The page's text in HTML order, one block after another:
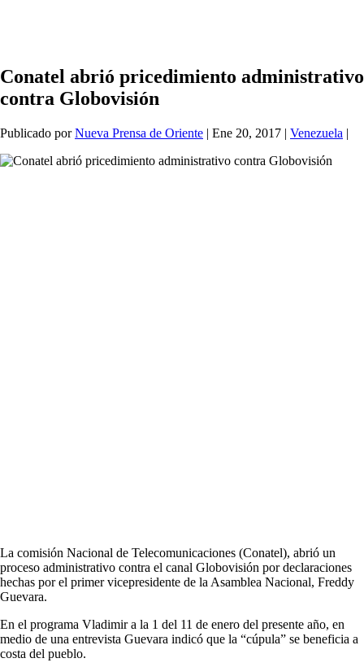
Conatel abrió pricedimiento administrativo
contra Globovisión
Publicado porNueva Prensa de Oriente | Ene 20, 2017 | Venezuela |
La comisión Nacional de Telecomunicaciones (Conatel), abrió un
proceso administrativo contra el canal Globovisión por declaraciones
hechas por el primer vicepresidente de la Asamblea Nacional, Freddy
Guevara.
En el programa Vladimir a la 1 del 11 de enero del presente año, en
medio de una entrevista Guevara indicó que la “cúpula” se beneficia a
costa del pueblo.